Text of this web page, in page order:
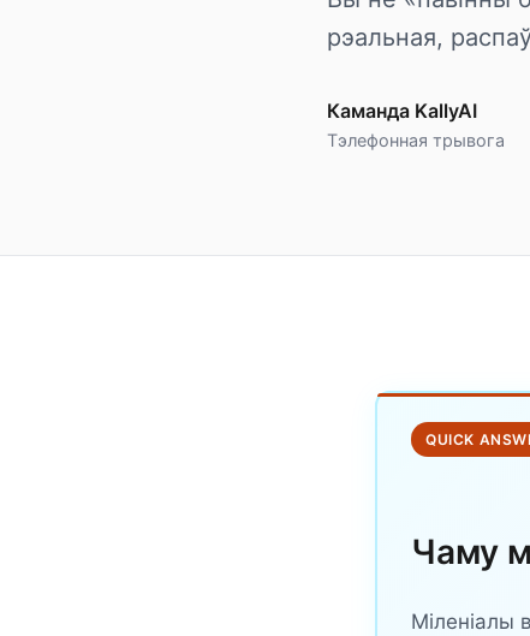
рэальная,
Каманда KallyAI
Тэлефонная трывога
QUICK
Чаму
Міленіалы